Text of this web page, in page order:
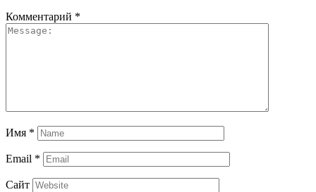
Комментарий *
Имя *
Email *
Сайт